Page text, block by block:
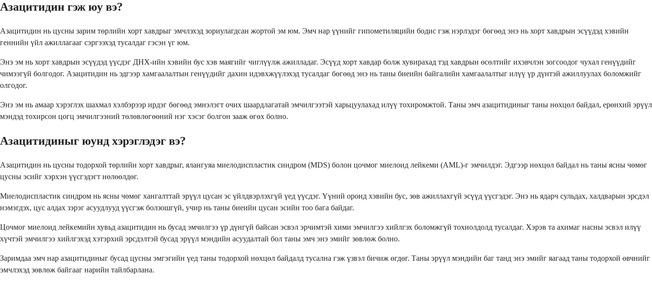
Азацитидин гэж юу вэ?
Азацитидин нь цусны зарим төрлийн хорт хавдрыг эмчлэхэд зориулагдсан жортой эм юм. Эмч нар үүнийг гипометиляцийн бодис гэж нэрлэдэг бөгөөд энэ нь хорт хавдрын эсүүдэд хэвийн
геннийн үйл ажиллагааг сэргээхэд тусалдаг гэсэн үг юм.
Энэ эм нь хорт хавдрын эсүүдэд үүсдэг ДНХ-ийн хэвийн бус хэв маягийг чиглүүлж ажилладаг. Эсүүд хорт хавдар болж хувирахад тэд хавдрын өсөлтийг ихэвчлэн зогсоодог чухал генүүдийг
чимээгүй болгодог. Азацитидин нь эдгээр хамгаалалтын генүүдийг дахин идэвхжүүлэхэд тусалдаг бөгөөд энэ нь таны биеийн байгалийн хамгаалалтыг илүү үр дүнтэй ажиллуулах боломжийг
олгодог.
Энэ эм нь амаар хэрэглэх шахмал хэлбэрээр ирдэг бөгөөд эмнэлэгт очих шаардлагатай эмчилгээтэй харьцуулахад илүү тохиромжтой. Таны эмч азацитидиныг таны нөхцөл байдал, ерөнхий эрүүл
мэндэд тохирсон цогц эмчилгээний төлөвлөгөөний нэг хэсэг болгон зааж өгөх болно.
Азацитидиныг юунд хэрэглэдэг вэ?
Азацитидин нь цусны тодорхой төрлийн хорт хавдрыг, ялангуяа миелодиспластик синдром (MDS) болон цочмог миелоид лейкеми (AML)-г эмчилдэг. Эдгээр нөхцөл байдал нь таны ясны чөмөг
цусны эсийг хэрхэн үүсгэдэгт нөлөөлдөг.
Миелодиспластик синдром нь ясны чөмөг хангалттай эрүүл цусан эс үйлдвэрлэхгүй үед үүсдэг. Үүний оронд хэвийн бус, зөв ажиллахгүй эсүүд үүсгэдэг. Энэ нь ядарч сульдах, халдварын эрсдэл
нэмэгдэх, цус алдах зэрэг асуудлууд үүсгэж болзошгүй, учир нь таны биеийн цусан эсийн тоо бага байдаг.
Цочмог миелоид лейкемийн хувьд азацитидин нь бусад эмчилгээ үр дүнгүй байсан эсвэл эрчимтэй хими эмчилгээ хийлгэх боломжгүй тохиолдолд тусалдаг. Хэрэв та ахимаг насны эсвэл илүү
хүчтэй эмчилгээ хийлгэхэд хэтэрхий эрсдэлтэй бусад эрүүл мэндийн асуудалтай бол таны эмч энэ эмийг зөвлөж болно.
Заримдаа эмч нар азацитидиныг бусад цусны эмгэгийн үед таны тодорхой нөхцөл байдалд тусална гэж үзвэл бичиж өгдөг. Таны эрүүл мэндийн баг танд энэ эмийг яагаад таны тодорхой өвчнийг
эмчлэхэд зөвлөж байгааг нарийн тайлбарлана.